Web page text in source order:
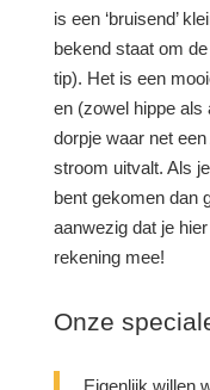
is een ‘bruisend’
bekend staat om
tip). Het is een
en (zowel hippe als
dorpje waar net
stroom uitvalt. Als
bent gekomen dan
aanwezig dat je
rekening mee!
Onze
Eigenlijk willen